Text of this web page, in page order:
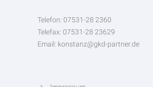
Telefon: 07531-28 2360
Telefax: 07531-28 23629
Email: konstanz@gkd-partner.de